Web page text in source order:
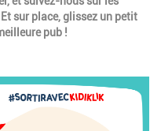
Et sur place, glissez un petit
pub !